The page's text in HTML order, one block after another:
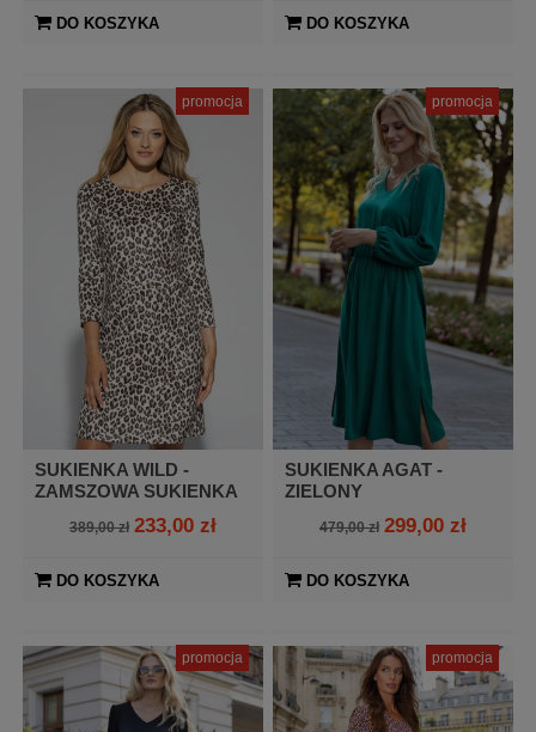
DO KOSZYKA DO KOSZYKA
SUKIENKA WILD -
ZAMSZOWA SUKIENKA
DESENIU
389,00 zł 233,00 zł
DO KOSZYKA
promocja
SUKIENKA AGAT -
ZIELONY
479,00 zł 299,00 zł
DO KOSZYKA
promocja
promocja promocja